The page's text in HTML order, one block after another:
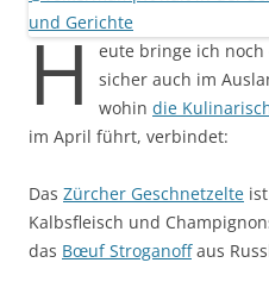
H eute bringe ich
sicher auch im
wohin die
im April führt, verbindet:
Das Zürcher Geschnetzelte
Kalbsfleisch und
das Bœuf Stroganoffaus